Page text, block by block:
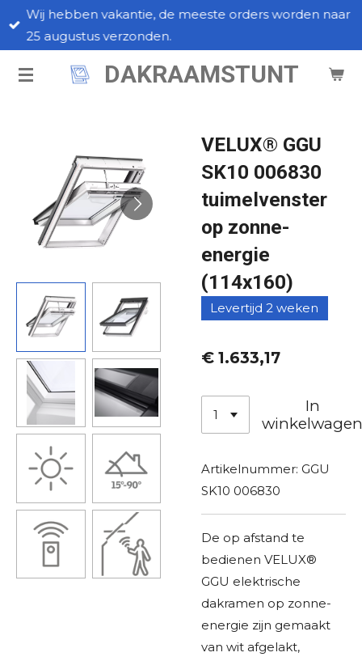
Ga
direct
de
DAKRAAMSTUNT
Wij hebben vakantie, de meeste orders worden naar
25 augustus verzonden.
VELUX® GGU
SK10 006830
tuimelvenster
op zonne-
energie
(114x160)
Levertijd 2 weken
€ 1.633,17
In
Artikelnummer: GGU
SK10 006830
De op afstand te
bedienen VELUX®
GGU elektrische
dakramen op zonne-
energie zijn gemaakt
van wit afgelakt,